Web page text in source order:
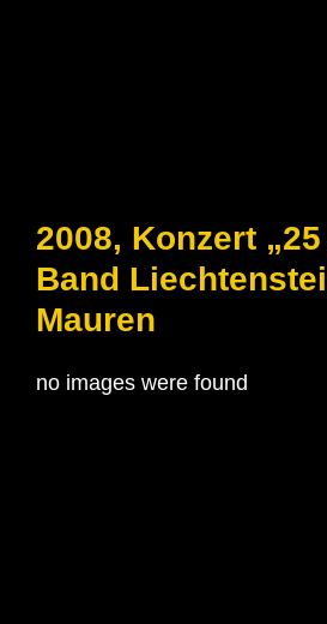
2008, Konzert
Band
Mauren
no images were found